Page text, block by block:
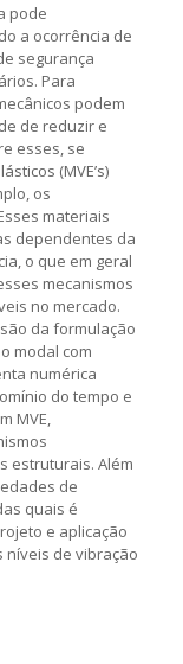
pode
a ocorrência de
segurança
Para
podem
de reduzir e
esses, se
(MVE’s)
os
materiais
dependentes da
o que em geral
mecanismos
no mercado.
da formulação
modal com
numérica
do tempo e
MVE,
estruturais. Além
de
quais é
e aplicação
níveis de vibração